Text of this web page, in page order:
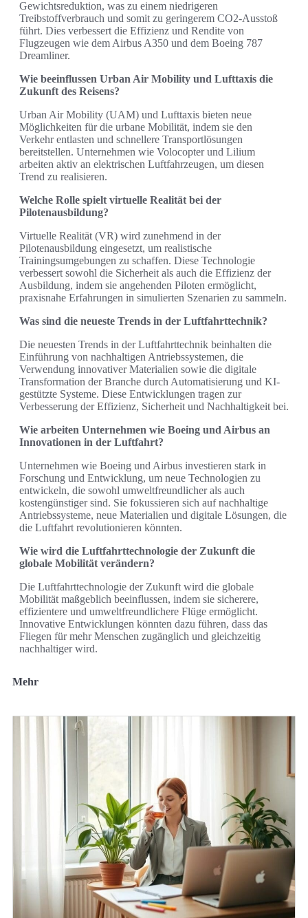
Gewichtsreduktion, was zu einem niedrigeren
Treibstoffverbrauch und somit zu geringerem CO2-Ausstoß
führt. Dies verbessert die Effizienz und Rendite von
Flugzeugen wie dem Airbus A350 und dem Boeing 787
Dreamliner.
Wie beeinflussen Urban Air Mobility und Lufttaxis die
Zukunft des Reisens?
Urban Air Mobility (UAM) und Lufttaxis bieten neue
Möglichkeiten für die urbane Mobilität, indem sie den
Verkehr entlasten und schnellere Transportlösungen
bereitstellen. Unternehmen wie Volocopter und Lilium
arbeiten aktiv an elektrischen Luftfahrzeugen, um diesen
Trend zu realisieren.
Welche Rolle spielt virtuelle Realität bei der
Pilotenausbildung?
Virtuelle Realität (VR) wird zunehmend in der
Pilotenausbildung eingesetzt, um realistische
Trainingsumgebungen zu schaffen. Diese Technologie
verbessert sowohl die Sicherheit als auch die Effizienz der
Ausbildung, indem sie angehenden Piloten ermöglicht,
praxisnahe Erfahrungen in simulierten Szenarien zu sammeln.
Was sind die neueste Trends in der Luftfahrttechnik?
Die neuesten Trends in der Luftfahrttechnik beinhalten die
Einführung von nachhaltigen Antriebssystemen, die
Verwendung innovativer Materialien sowie die digitale
Transformation der Branche durch Automatisierung und KI-
gestützte Systeme. Diese Entwicklungen tragen zur
Verbesserung der Effizienz, Sicherheit und Nachhaltigkeit bei.
Wie arbeiten Unternehmen wie Boeing und Airbus an
Innovationen in der Luftfahrt?
Unternehmen wie Boeing und Airbus investieren stark in
Forschung und Entwicklung, um neue Technologien zu
entwickeln, die sowohl umweltfreundlicher als auch
kostengünstiger sind. Sie fokussieren sich auf nachhaltige
Antriebssysteme, neue Materialien und digitale Lösungen, die
die Luftfahrt revolutionieren könnten.
Wie wird die Luftfahrttechnologie der Zukunft die
globale Mobilität verändern?
Die Luftfahrttechnologie der Zukunft wird die globale
Mobilität maßgeblich beeinflussen, indem sie sicherere,
effizientere und umweltfreundlichere Flüge ermöglicht.
Innovative Entwicklungen könnten dazu führen, dass das
Fliegen für mehr Menschen zugänglich und gleichzeitig
nachhaltiger wird.
Mehr